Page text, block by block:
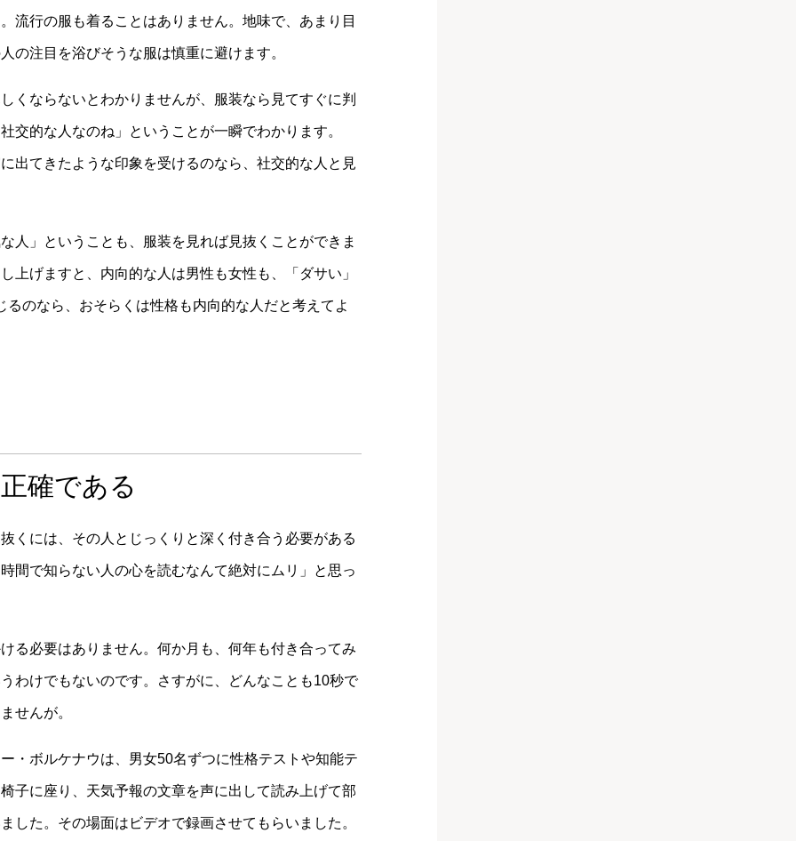
流行の服も着ることはありません。地味で、あまり目
の注目を浴びそうな服は慎重に避けます。
くならないとわかりませんが、服装なら見てすぐに判
交的な人なのね」ということが一瞬でわかります。
出てきたような印象を受けるのなら、社交的な人と見
人」ということも、服装を見れば見抜くことができま
上げますと、内向的な人は男性も女性も、「ダサい」
のなら、おそらくは性格も内向的な人だと考えてよ
確である
くには、その人とじっくりと深く付き合う必要がある
間で知らない人の心を読むなんて絶対にムリ」と思っ
る必要はありません。何か月も、何年も付き合ってみ
わけでもないのです。さすがに、どんなことも10秒で
せんが。
・ボルケナウは、男女50名ずつに性格テストや知能テ
子に座り、天気予報の文章を声に出して読み上げて部
した。その場面はビデオで録画させてもらいました。